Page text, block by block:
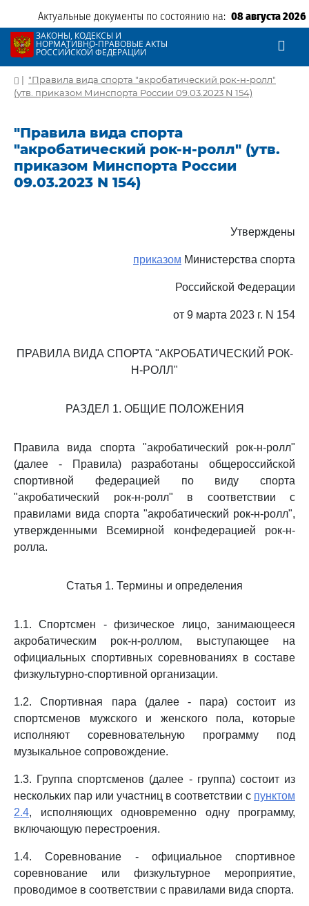
Актуальные документы по состоянию на: 08 августа 2026
ЗАКОНЫ, КОДЕКСЫ И
НОРМАТИВНО-ПРАВОВЫЕ АКТЫ
РОССИЙСКОЙ ФЕДЕРАЦИИ
| "Правила вида спорта "акробатический рок-н-ролл"
(утв. приказом Минспорта России 09.03.2023 N 154)
"Правила вида спорта
"акробатический рок-н-ролл" (утв.
приказом Минспорта России
09.03.2023 N 154)
Утверждены
приказом Министерства спорта
Российской Федерации
от 9 марта 2023 г. N 154
ПРАВИЛА ВИДА СПОРТА "АКРОБАТИЧЕСКИЙ РОК-
Н-РОЛЛ"
РАЗДЕЛ 1. ОБЩИЕ ПОЛОЖЕНИЯ
Правила вида спорта "акробатический рок-н-ролл"
(далее - Правила) разработаны общероссийской
спортивной федерацией по виду спорта
"акробатический рок-н-ролл" в соответствии с
правилами вида спорта "акробатический рок-н-ролл",
утвержденными Всемирной конфедерацией рок-н-
ролла.
Статья 1. Термины и определения
1.1. Спортсмен - физическое лицо, занимающееся
акробатическим рок-н-роллом, выступающее на
официальных спортивных соревнованиях в составе
физкультурно-спортивной организации.
1.2. Спортивная пара (далее - пара) состоит из
спортсменов мужского и женского пола, которые
исполняют соревновательную программу под
музыкальное сопровождение.
1.3. Группа спортсменов (далее - группа) состоит из
нескольких пар или участниц в соответствии с пунктом
2.4, исполняющих одновременно одну программу,
включающую перестроения.
1.4. Соревнование - официальное спортивное
соревнование или физкультурное мероприятие,
проводимое в соответствии с правилами вида спорта.